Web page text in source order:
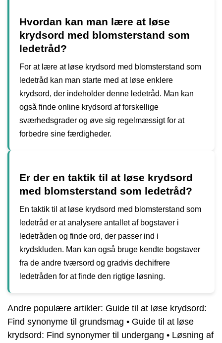
Hvordan kan man lære at løse
krydsord med blomsterstand som
ledetråd?
For at lære at løse krydsord med blomsterstand som
ledetråd kan man starte med at løse enklere
krydsord, der indeholder denne ledetråd. Man kan
også finde online krydsord af forskellige
sværhedsgrader og øve sig regelmæssigt for at
forbedre sine færdigheder.
Er der en taktik til at løse krydsord
med blomsterstand som ledetråd?
En taktik til at løse krydsord med blomsterstand som
ledetråd er at analysere antallet af bogstaver i
ledetråden og finde ord, der passer ind i
krydskluden. Man kan også bruge kendte bogstaver
fra de andre tværsord og gradvis dechifrere
ledetråden for at finde den rigtige løsning.
Andre populære artikler: Guide til at løse krydsord:
Find synonyme til grundsmag • Guide til at løse
krydsord: Find synonymer til undergang • Løsning af